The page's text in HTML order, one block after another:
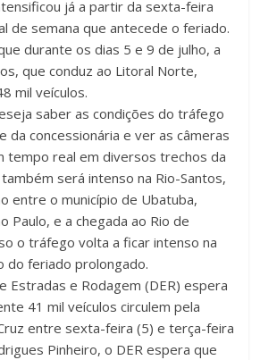
já a partir da sexta-feira
de semana que antecede o feriado.
durante os dias 5 e 9 de julho, a
que conduz ao Litoral Norte,
mil veículos.
saber as condições do tráfego
da concessionária e ver as câmeras
tempo real em diversos trechos da
será intenso na Rio-Santos,
entre o município de Ubatuba,
Paulo, e a chegada ao Rio de
o tráfego volta a ficar intenso na
feriado prolongado.
Estradas e Rodagem (DER) espera
41 mil veículos circulem pela
entre sexta-feira (5) e terça-feira
Pinheiro, o DER espera que